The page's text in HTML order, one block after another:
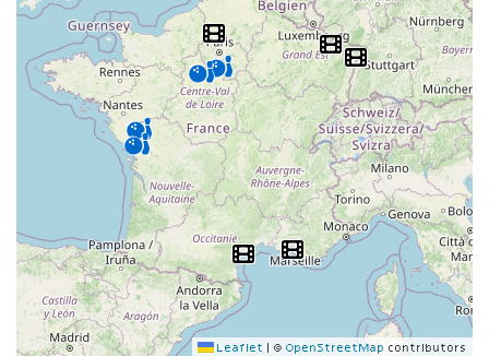
Leaflet © OpenStreetMap contributors